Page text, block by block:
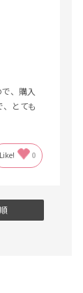
、購入
とても
Like! 0